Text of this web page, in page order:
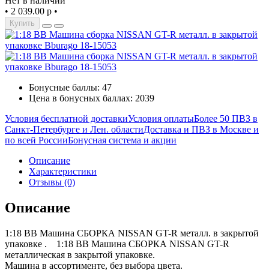
• 2 039.00 р •
Купить
Бонусные баллы: 47
Цена в бонусных баллах: 2039
Условия бесплатной доставкиУсловия оплатыБолее 50 ПВЗ в
Санкт-Петербурге и Лен. областиДоставка и ПВЗ в Москве и
по всей РоссииБонусная система и акции
Описание
Характеристики
Отзывы (0)
Описание
1:18 BB Машина СБОРКА NISSAN GT-R металл. в закрытой
упаковке . 1:18 BB Машина СБОРКА NISSAN GT-R
металлическая в закрытой упаковке.
Машина в ассортименте, без выбора цвета.